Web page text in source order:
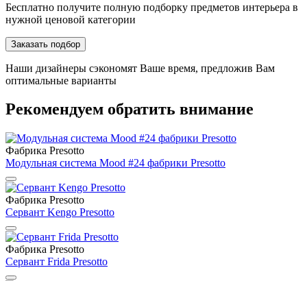
Бесплатно получите полную подборку предметов интерьера в
нужной ценовой категории
Заказать подбор
Наши дизайнеры сэкономят Ваше время, предложив Вам
оптимальные варианты
Рекомендуем обратить внимание
Фабрика Presotto
Модульная система Mood #24 фабрики Presotto
Фабрика Presotto
Сервант Kengo Presotto
Фабрика Presotto
Сервант Frida Presotto